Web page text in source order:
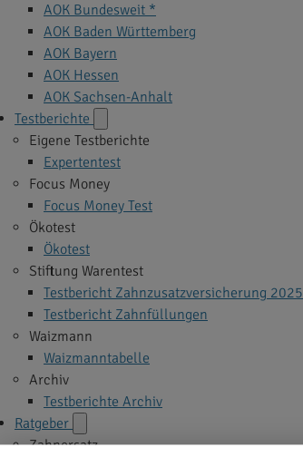
AOK Bundesweit *
AOK Baden Württemberg
AOK Bayern
AOK Hessen
AOK Sachsen-Anhalt
Testberichte
Eigene Testberichte
Expertentest
Focus Money
Focus Money Test
Ökotest
Ökotest
Stiftung Warentest
Testbericht Zahnzusatzversicherung 2025
Testbericht Zahnfüllungen
Waizmann
Waizmanntabelle
Archiv
Testberichte Archiv
Ratgeber
Zahnersatz